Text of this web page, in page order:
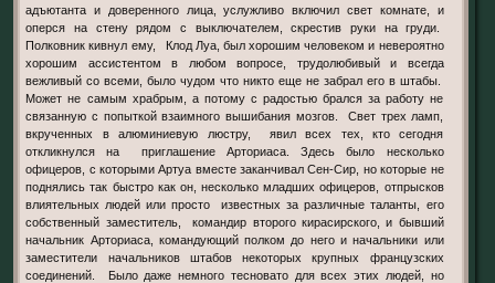
адъютанта и доверенного лица, услужливо включил свет комнате, и
оперся на стену рядом с выключателем, скрестив руки на груди.
Полковник кивнул ему, Клод Луа, был хорошим человеком и невероятно
хорошим ассистентом в любом вопросе, трудолюбивый и всегда
вежливый со всеми, было чудом что никто еще не забрал его в штабы.
Может не самым храбрым, а потому с радостью брался за работу не
связанную с попыткой взаимного вышибания мозгов. Свет трех ламп,
вкрученных в алюминиевую люстру, явил всех тех, кто сегодня
откликнулся на приглашение Арториаса. Здесь было несколько
офицеров, с которыми Артуа вместе заканчивал Сен-Сир, но которые не
поднялись так быстро как он, несколько младших офицеров, отпрысков
влиятельных людей или просто известных за различные таланты, его
собственный заместитель, командир второго кирасирского, и бывший
начальник Арториаса, командующий полком до него и начальники или
заместители начальников штабов некоторых крупных французских
соединений. Было даже немного тесновато для всех этих людей, но